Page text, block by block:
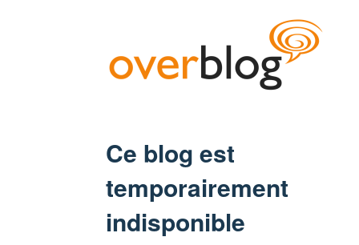
Ce blog est
temporairement
indisponible